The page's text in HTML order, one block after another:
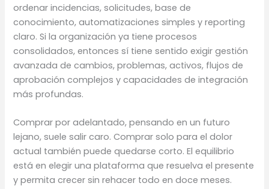
ordenar incidencias, solicitudes, base de
conocimiento, automatizaciones simples y reporting
claro. Si la organización ya tiene procesos
consolidados, entonces sí tiene sentido exigir gestión
avanzada de cambios, problemas, activos, flujos de
aprobación complejos y capacidades de integración
más profundas.
Comprar por adelantado, pensando en un futuro
lejano, suele salir caro. Comprar solo para el dolor
actual también puede quedarse corto. El equilibrio
está en elegir una plataforma que resuelva el presente
y permita crecer sin rehacer todo en doce meses.